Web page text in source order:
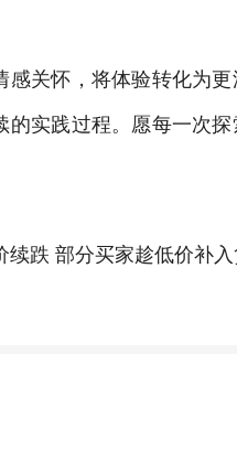
感关怀，将体验转化为
的实践过程。愿每一次
续跌 部分买家趁低价补